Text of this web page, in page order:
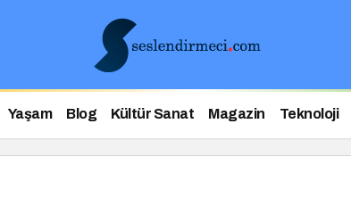
Yaşam Blog Kültür Sanat Magazin Teknoloji